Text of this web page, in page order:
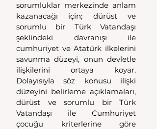
sorumluklar merkezinde anlam
kazanacağı için; dürüst ve
sorumlu bir Türk Vatandaşı
şeklindeki davranışı ile
cumhuriyet ve Atatürk ilkelerini
savunma düzeyi, onun devletle
ilişkilerini ortaya koyar.
Dolayısıyla söz konusu ilişki
düzeyini belirleme açıklamaları,
dürüst ve sorumlu bir Türk
Vatandaşı ile Cumhuriyet
çocuğu kriterlerine göre